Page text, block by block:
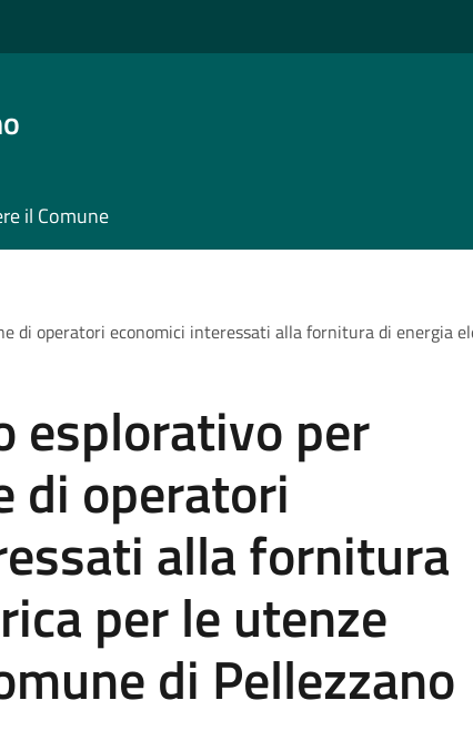
il Comune
di operatori economici interessati alla fornitura di energia
esplorativo per
di operatori
alla fornitura
per le utenze
di Pellezzano